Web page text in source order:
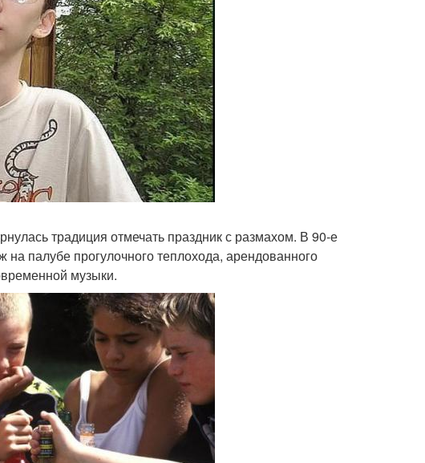
традиция отмечать праздник с размахом. В 90-е
палубе прогулочного теплохода, арендованного
музыки.